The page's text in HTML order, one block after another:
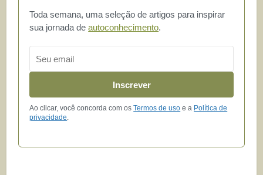
Toda semana, uma seleção de artigos para inspirar
sua jornada deautoconhecimento.
Inscrever
Ao clicar, você concorda com osTermos de uso e a Política de
privacidade.